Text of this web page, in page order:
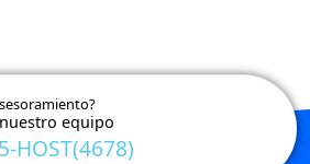
equipo
HOST(4678)